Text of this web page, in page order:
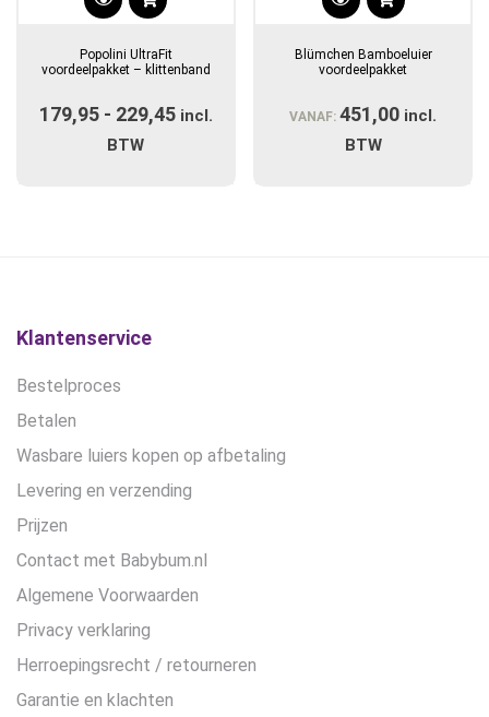
Dit
heeft
variaties.
Deze
productpagina
Popolini UltraFit
voordeelpakket – klittenband
179,95 - 229,45Prijsklasse:
incl.
BTW
Blümchen Bamboeluier
voordeelpakket
VANAF:451,00 incl.
BTW
Klantenservice
Bestelproces
Betalen
Wasbare luiers kopen op afbetaling
Levering en verzending
Prijzen
Contact met Babybum.nl
Algemene Voorwaarden
Privacy verklaring
Herroepingsrecht / retourneren
Garantie en klachten